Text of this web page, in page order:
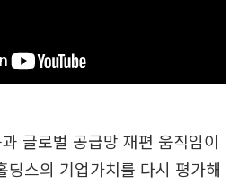
글로벌 공급망 재편 움직임이
딩스의 기업가치를 다시 평가해